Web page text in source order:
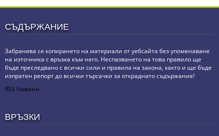
СЪДЪРЖАНИЕ
Забранява се копирането на материали от уебсайта без упоменаване
на източника с връзка към него. Неспазването на това правило ще
бъде преследвано с всички сили и правила на закона, както и ще бъде
изпратен репорт до всички търсачки за откраднато съдържание!
RSS Новини
ВРЪЗКИ